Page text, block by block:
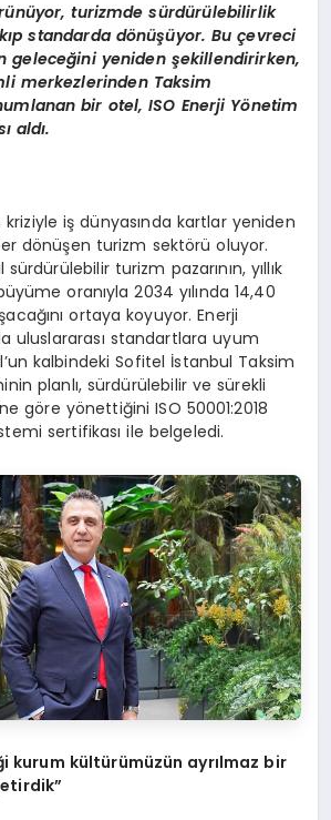
turizmde sürdürülebilirlik
standarda dönüşüyor. Bu çevreci
geleceğini yeniden şekillendirirken,
merkezlerinden Taksim
bir otel, ISO Enerji Yönetim
aldı.
kriziyle iş dünyasında kartlar yeniden
dönüşen turizm sektörü oluyor.
turizm pazarının, yıllık
oranıyla 2034 yılında 14,40
ortaya koyuyor. Enerji
uluslararası standartlara uyum
kalbindeki Sofitel İstanbul Taksim
planlı, sürdürülebilir ve sürekli
göre yönettiğini ISO 50001:2018
sertifikası ile belgeledi.
kurum kültürümüzün ayrılmaz bir